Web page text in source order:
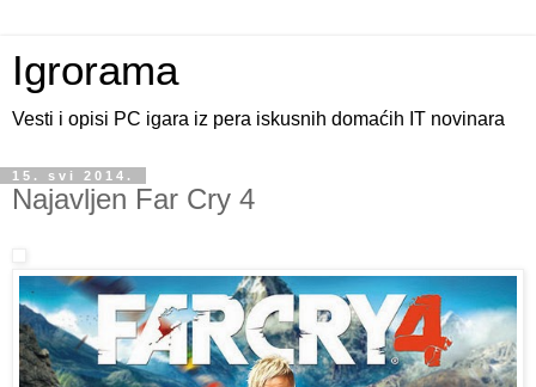
Igrorama
Vesti i opisi PC igara iz pera iskusnih domaćih IT novinara
15. svi 2014.
Najavljen Far Cry 4